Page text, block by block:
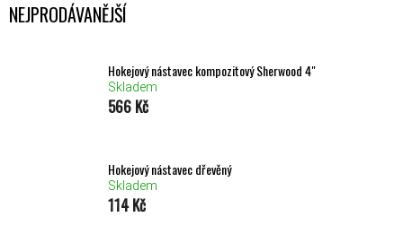
NEJPRODÁVANĚJŠÍ
Hokejový nástavec kompozitový Sherwood 4"
Skladem
566 Kč
Hokejový nástavec dřevěný
Skladem
114 Kč